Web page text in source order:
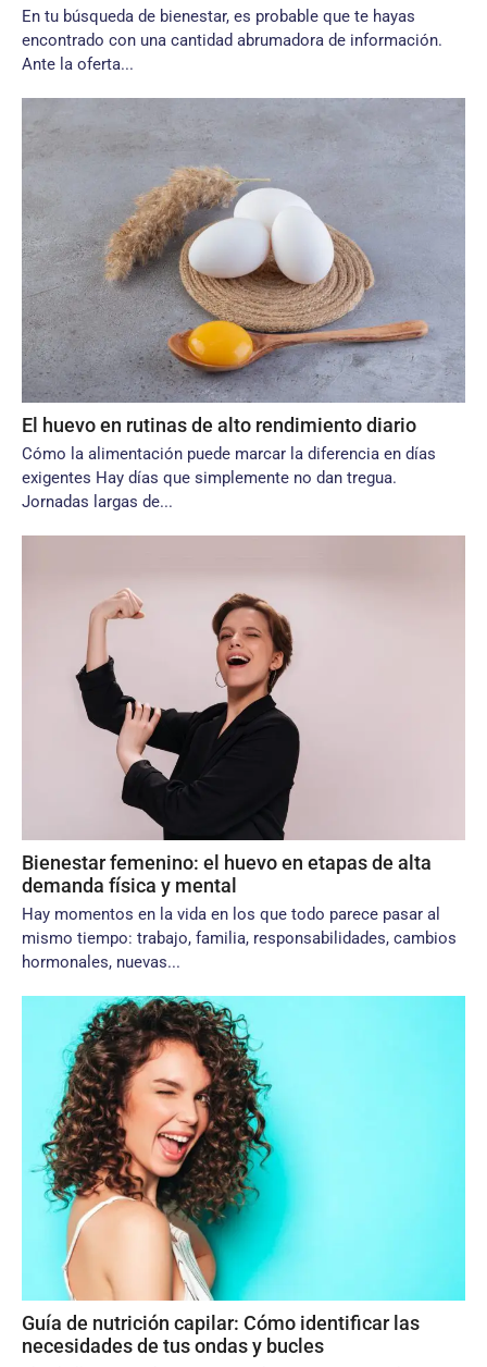
En tu búsqueda de bienestar, es probable que te hayas
encontrado con una cantidad abrumadora de información.
Ante la oferta...
El huevo en rutinas de alto rendimiento diario
Cómo la alimentación puede marcar la diferencia en días
exigentes Hay días que simplemente no dan tregua.
Jornadas largas de...
Bienestar femenino: el huevo en etapas de alta
demanda física y mental
Hay momentos en la vida en los que todo parece pasar al
mismo tiempo: trabajo, familia, responsabilidades, cambios
hormonales, nuevas...
Guía de nutrición capilar: Cómo identificar las
necesidades de tus ondas y bucles